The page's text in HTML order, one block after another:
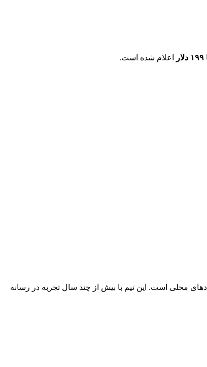
۱۹۹ دلار اعلام شده است.
محلی است. این تیم با بیش از چند سال تجربه در رسانه‌